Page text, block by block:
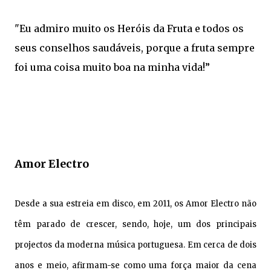
"Eu admiro muito os Heróis da Fruta e todos os
seus conselhos saudáveis, porque a fruta sempre
foi uma coisa muito boa na minha vida!”
Amor Electro
Desde a sua estreia em disco, em 2011, os Amor Electro não
têm parado de crescer, sendo, hoje, um dos principais
projectos da moderna música portuguesa. Em cerca de dois
anos e meio, afirmam-se como uma força maior da cena